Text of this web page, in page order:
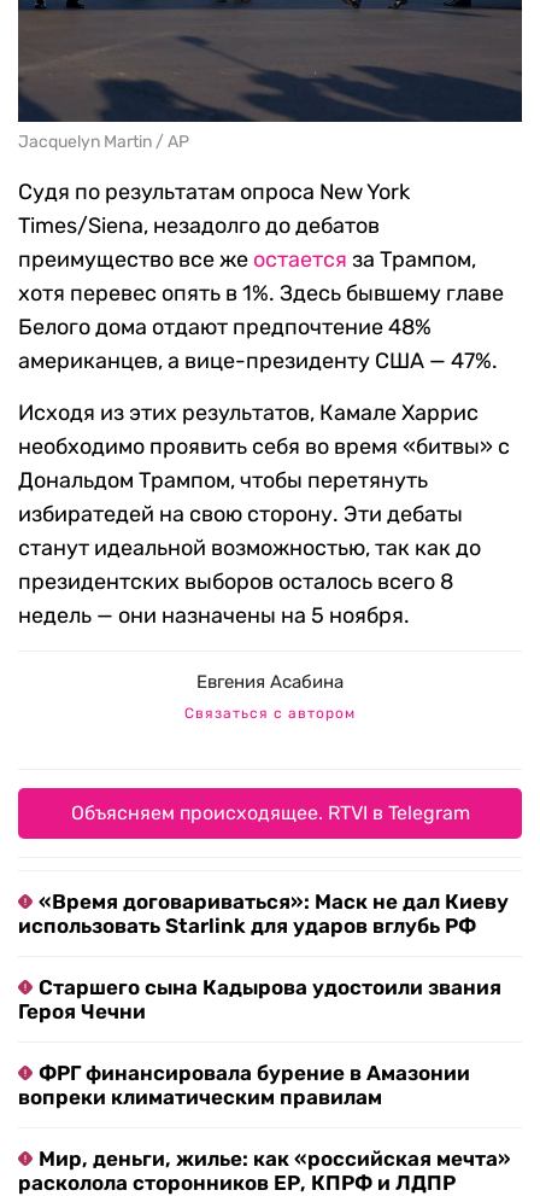
Jacquelyn Martin / AP
Судя по результатам опроса New York
Times/Siena, незадолго до дебатов
преимущество все же остается за Трампом,
хотя перевес опять в 1%. Здесь бывшему главе
Белого дома отдают предпочтение 48%
американцев, а вице-президенту США — 47%.
Исходя из этих результатов, Камале Харрис
необходимо проявить себя во время «битвы» с
Дональдом Трампом, чтобы перетянуть
избиратедей на свою сторону. Эти дебаты
станут идеальной возможностью, так как до
президентских выборов осталось всего 8
недель — они назначены на 5 ноября.
Евгения Асабина
Связаться с автором
Объясняем происходящее. RTVI в Telegram
«Время договариваться»: Маск не дал Киеву
использовать Starlink для ударов вглубь РФ
Старшего сына Кадырова удостоили звания
Героя Чечни
ФРГ финансировала бурение в Амазонии
вопреки климатическим правилам
Мир, деньги, жилье: как «российская мечта»
расколола сторонников ЕР, КПРФ и ЛДПР